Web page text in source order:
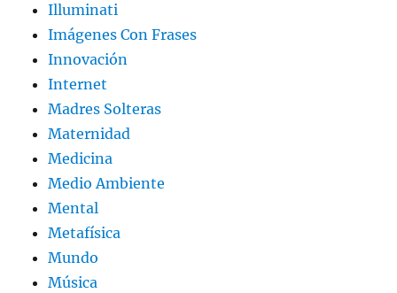
Illuminati
Imágenes Con Frases
Innovación
Internet
Madres Solteras
Maternidad
Medicina
Medio Ambiente
Mental
Metafísica
Mundo
Música